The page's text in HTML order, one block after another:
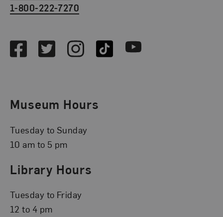
1-800-222-7270
FacebookTwitterInstagramTikTok Youtube
Museum Hours
Tuesday to Sunday
10 am to 5 pm
Library Hours
Tuesday to Friday
12 to 4 pm